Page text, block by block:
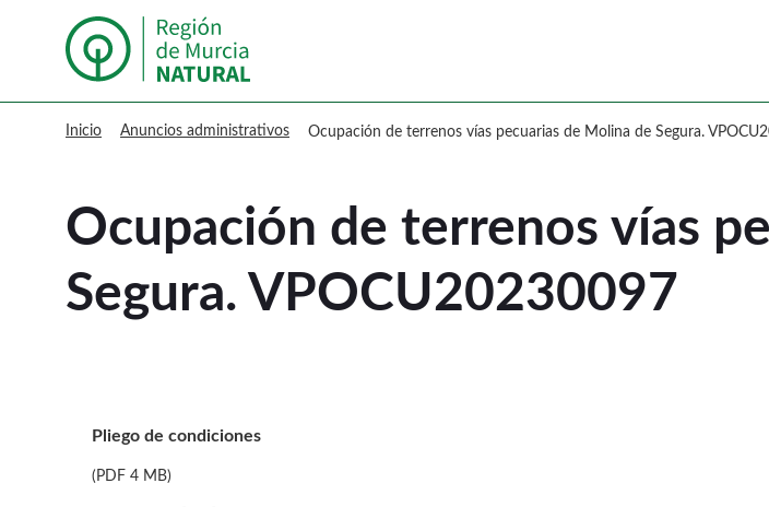
Murcia Natural Ocupación de terrenos vías pecuarias
Inicio Anuncios administrativos Ocupación de terrenos vías pecuarias de Molina de Segura.
Ocupación de terrenos vías
Segura. VPOCU20230097
Pliego de condiciones
(PDF 4 MB)